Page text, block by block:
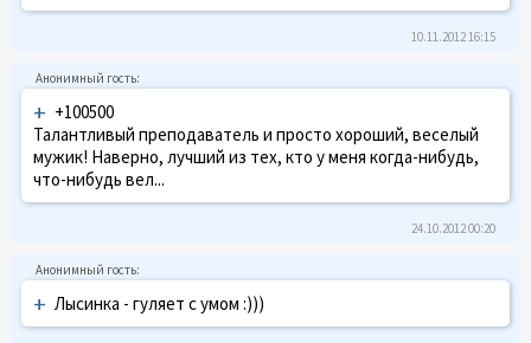
10.11.2012 16:15
+ +100500
Талантливый преподаватель и просто хороший, веселый
мужик! Наверно, лучший из тех, кто у меня когда-нибудь,
что-нибудь вел...
24.10.2012 00:20
+ Лысинка - гуляет с умом :)))